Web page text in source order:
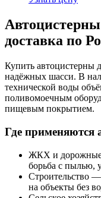
доставка по
Купить автоцистерны
надёжных шасси. В
технической воды
поливомоечным
пищевым покрытием.
Где применяются
ЖКХ и
борьба с пылью,
Строительство
на объекты без